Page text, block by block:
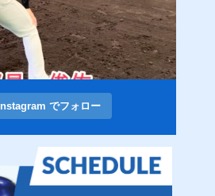
Instagram でフォロー